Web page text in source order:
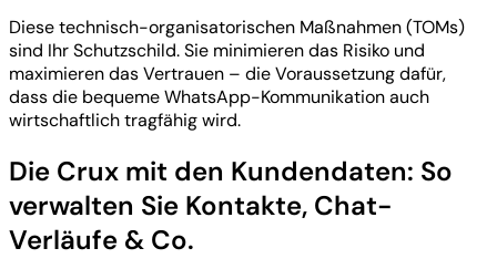
Diese technisch-organisatorischen Maßnahmen (TOMs)
sind Ihr Schutzschild. Sie minimieren das Risiko und
maximieren das Vertrauen – die Voraussetzung dafür,
dass die bequeme WhatsApp-Kommunikation auch
wirtschaftlich tragfähig wird.
Die Crux mit den Kundendaten: So
verwalten Sie Kontakte, Chat-
Verläufe & Co.